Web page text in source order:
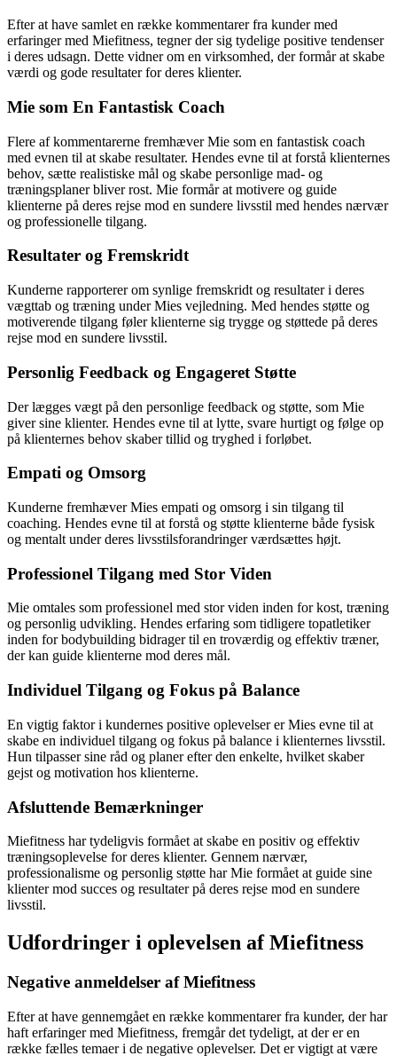
Efter at have samlet en række kommentarer fra kunder med
erfaringer med Miefitness, tegner der sig tydelige positive tendenser
i deres udsagn. Dette vidner om en virksomhed, der formår at skabe
værdi og gode resultater for deres klienter.
Mie som En Fantastisk Coach
Flere af kommentarerne fremhæver Mie som en fantastisk coach
med evnen til at skabe resultater. Hendes evne til at forstå klienternes
behov, sætte realistiske mål og skabe personlige mad- og
træningsplaner bliver rost. Mie formår at motivere og guide
klienterne på deres rejse mod en sundere livsstil med hendes nærvær
og professionelle tilgang.
Resultater og Fremskridt
Kunderne rapporterer om synlige fremskridt og resultater i deres
vægttab og træning under Mies vejledning. Med hendes støtte og
motiverende tilgang føler klienterne sig trygge og støttede på deres
rejse mod en sundere livsstil.
Personlig Feedback og Engageret Støtte
Der lægges vægt på den personlige feedback og støtte, som Mie
giver sine klienter. Hendes evne til at lytte, svare hurtigt og følge op
på klienternes behov skaber tillid og tryghed i forløbet.
Empati og Omsorg
Kunderne fremhæver Mies empati og omsorg i sin tilgang til
coaching. Hendes evne til at forstå og støtte klienterne både fysisk
og mentalt under deres livsstilsforandringer værdsættes højt.
Professionel Tilgang med Stor Viden
Mie omtales som professionel med stor viden inden for kost, træning
og personlig udvikling. Hendes erfaring som tidligere topatletiker
inden for bodybuilding bidrager til en troværdig og effektiv træner,
der kan guide klienterne mod deres mål.
Individuel Tilgang og Fokus på Balance
En vigtig faktor i kundernes positive oplevelser er Mies evne til at
skabe en individuel tilgang og fokus på balance i klienternes livsstil.
Hun tilpasser sine råd og planer efter den enkelte, hvilket skaber
gejst og motivation hos klienterne.
Afsluttende Bemærkninger
Miefitness har tydeligvis formået at skabe en positiv og effektiv
træningsoplevelse for deres klienter. Gennem nærvær,
professionalisme og personlig støtte har Mie formået at guide sine
klienter mod succes og resultater på deres rejse mod en sundere
livsstil.
Udfordringer i oplevelsen af Miefitness
Negative anmeldelser af Miefitness
Efter at have gennemgået en række kommentarer fra kunder, der har
haft erfaringer med Miefitness, fremgår det tydeligt, at der er en
række fælles temaer i de negative oplevelser. Det er vigtigt at være